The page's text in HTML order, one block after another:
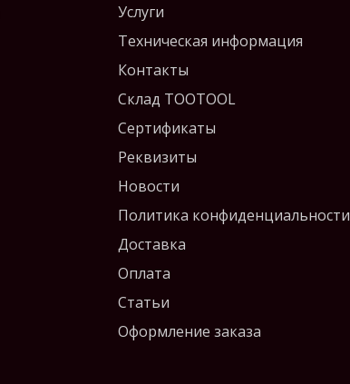
Услуги
Техническая информация
Контакты
Склад TOOTOOL
Сертификаты
Реквизиты
Новости
Политика конфиденциальности
Доставка
Оплата
Статьи
Оформление заказа